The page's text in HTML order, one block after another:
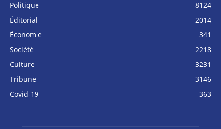
Politique
8124
Éditorial
2014
Économie
341
Société
2218
Culture
3231
Tribune
3146
Covid-19
363